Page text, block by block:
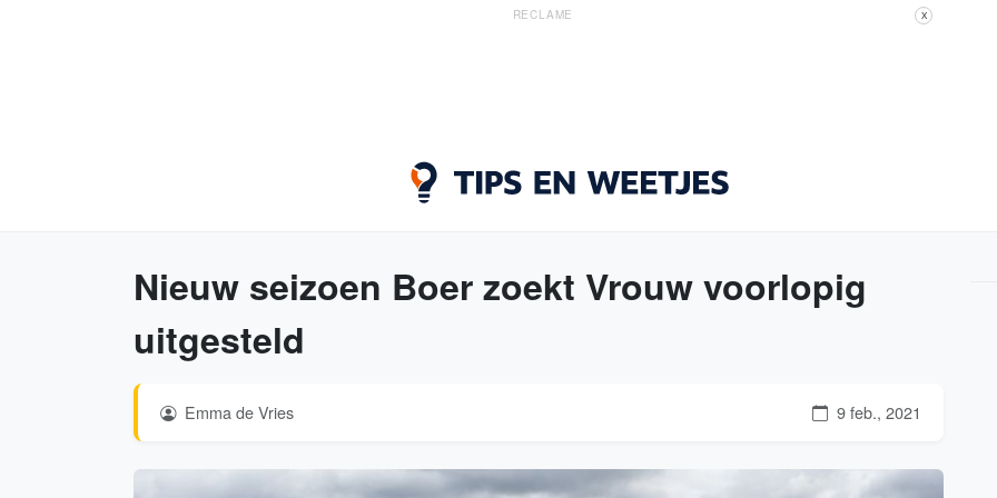
RECLAME X
Nieuw seizoen Boer zoekt Vrouw voorlopig
uitgesteld
Emma de Vries 9 feb., 2021